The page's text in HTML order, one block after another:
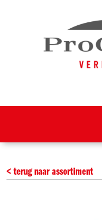
< terug naar assortiment